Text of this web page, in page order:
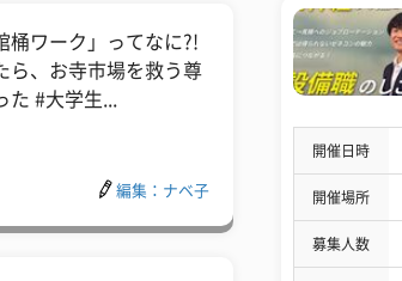
桶ワーク」ってなに?!
、お寺市場を救う尊
#大学生...
編集：ナベ子
開催日時
開催場所
募集人数